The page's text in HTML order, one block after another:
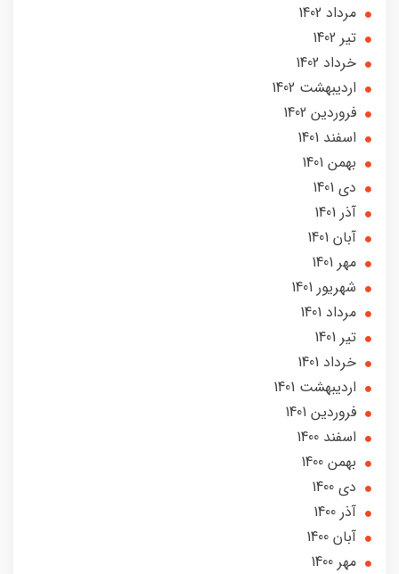
مرداد 1402
تير 1402
خرداد 1402
ارديبهشت 1402
فروردین 1402
اسفند 1401
بهمن 1401
دی 1401
آذر 1401
آبان 1401
مهر 1401
شهریور 1401
مرداد 1401
تير 1401
خرداد 1401
ارديبهشت 1401
فروردین 1401
اسفند 1400
بهمن 1400
دی 1400
آذر 1400
آبان 1400
مهر 1400